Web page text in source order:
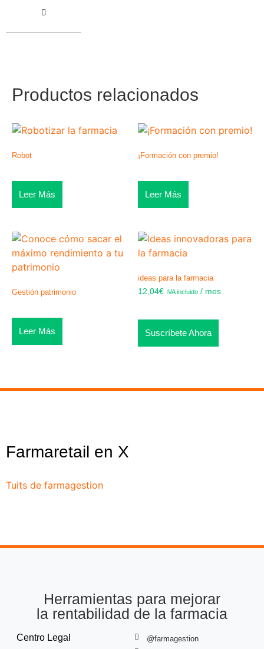
Productos relacionados
Robot
Leer Más
¡Formación con premio!
Leer Más
Gestión patrimonio
Leer Más
ideas para la farmacia
12,04€ IVA incluido / mes
Suscríbete Ahora
Farmaretail en X
Tuits de farmagestion
Herramientas para mejorar
la rentabilidad de la farmacia
Centro Legal
@farmagestion